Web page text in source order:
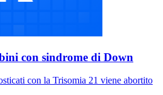
con sindrome di Down
con la Trisomia 21 viene abortito